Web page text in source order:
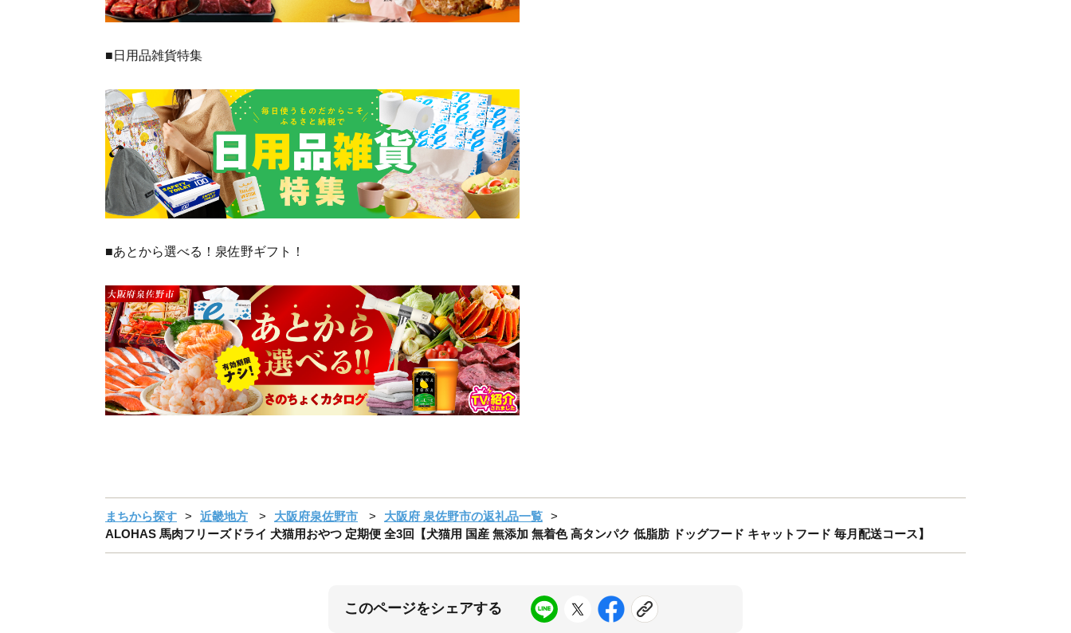
■日用品雑貨特集
■あとから選べる！泉佐野ギフト！
まちから探す 近畿地方 大阪府泉佐野市
大阪府 泉佐野市の返礼品一覧
ALOHAS 馬肉フリーズドライ 犬猫用おやつ 定期便 全3回【犬猫用 国産 無添加 無着色 高タンパク 低脂肪 ドッグフード キャットフード 毎月配送コース】
このページをシェアする